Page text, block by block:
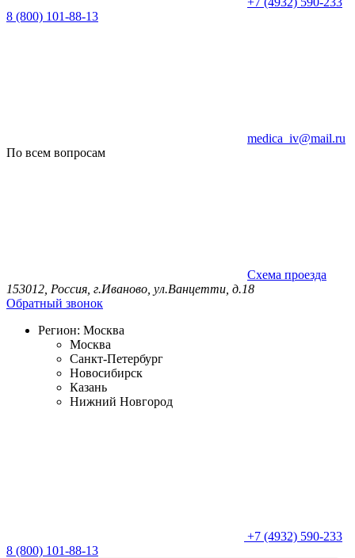
8 (800) 101-88-13
medica_iv@mail.ru
По всем вопросам
Схема проезда
153012, Россия, г.Иваново, ул.Ванцетти, д.18
Обратный звонок
Регион: Москва
Москва
Санкт-Петербург
Новосибирск
Казань
Нижний Новгород
+7 (4932) 590-233
8 (800) 101-88-13